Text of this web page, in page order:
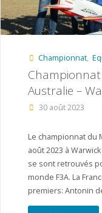
en
–
et
Championnat,
Australie –
30 août 2023
Le championnat du
août 2023 à
se sont retrouvés
monde F3A. La
premiers: Antonin